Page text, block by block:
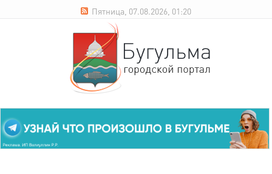
Пятница, 07.08.2026, 01:20